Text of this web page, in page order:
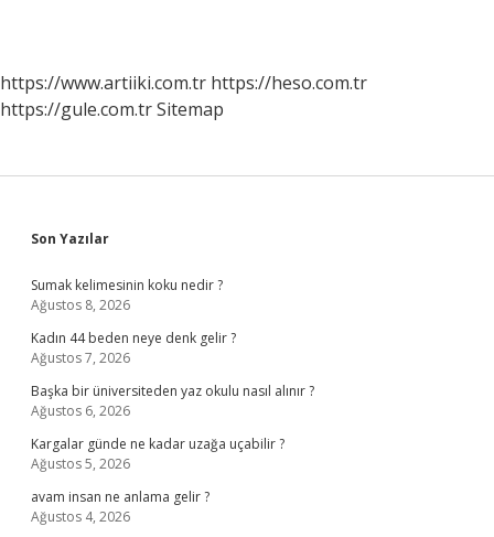
https://www.artiiki.com.tr https://heso.com.tr
https://gule.com.trSitemap
Sidebar
Son Yazılar
Sumak kelimesinin koku nedir ?
Ağustos 8, 2026
Kadın 44 beden neye denk gelir ?
Ağustos 7, 2026
Başka bir üniversiteden yaz okulu nasıl alınır ?
Ağustos 6, 2026
Kargalar günde ne kadar uzağa uçabilir ?
Ağustos 5, 2026
avam insan ne anlama gelir ?
Ağustos 4, 2026